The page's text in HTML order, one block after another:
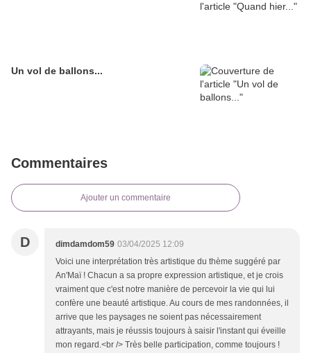
Un vol de ballons...
Commentaires
Ajouter un commentaire
D dimdamdom59 03/04/2025 12:09
Voici une interprétation très artistique du thème suggéré par
An'Maï ! Chacun a sa propre expression artistique, et je crois
vraiment que c'est notre manière de percevoir la vie qui lui
confère une beauté artistique. Au cours de mes randonnées, il
arrive que les paysages ne soient pas nécessairement
attrayants, mais je réussis toujours à saisir l'instant qui éveille
mon regard.<br /> Très belle participation, comme toujours !